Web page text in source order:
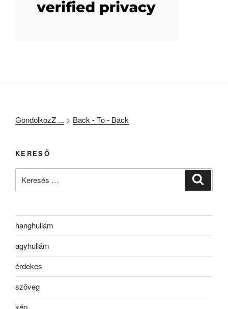
GondolkozZ ... > Back - To - Back
KERESŐ
hanghullám
agyhullám
érdekes
szöveg